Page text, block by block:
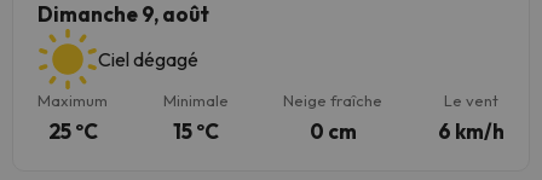
Dimanche 9, août
Ciel dégagé
Maximum
25 ºC
Minimale
15 ºC
Neige fraîche
0 cm
Le vent
6 km/h